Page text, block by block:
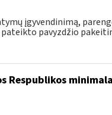
įgyvendinimą,
pavyzdžio
Respublikos